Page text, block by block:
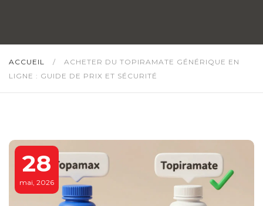
ACCUEIL /
ACHETER DU TOPIRAMATE GÉNÉRIQUE EN
LIGNE : GUIDE DE PRIX ET SÉCURITÉ
28
mai, 2026